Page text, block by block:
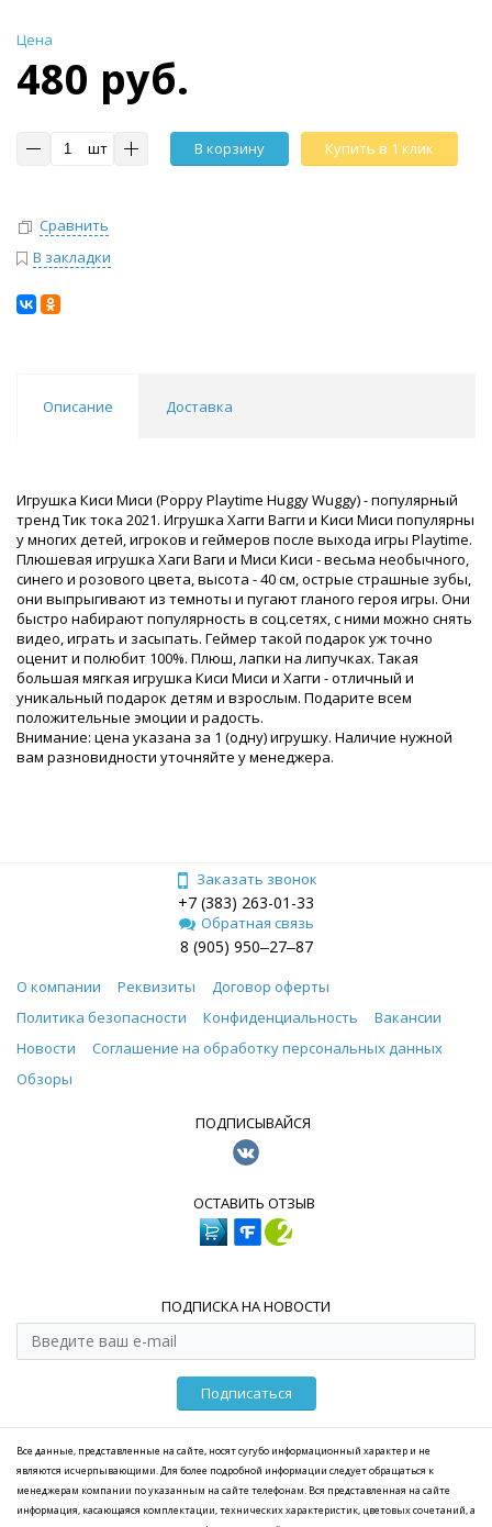
Цена
480 руб.
шт В корзину Купить в 1 клик
Сравнить
В закладки
Описание Доставка
Игрушка Киси Миси (Poppy Playtime Huggy Wuggy) - популярный
тренд Тик тока 2021. Игрушка Хагги Вагги и Киси Миси популярны
у многих детей, игроков и геймеров после выхода игры Playtime.
Плюшевая игрушка Хаги Ваги и Миси Киси - весьма необычного,
синего и розового цвета, высота - 40 см, острые страшные зубы,
они выпрыгивают из темноты и пугают гланого героя игры. Они
быстро набирают популярность в соц.сетях, с ними можно снять
видео, играть и засыпать. Геймер такой подарок уж точно
оценит и полюбит 100%. Плюш, лапки на липучках. Такая
большая мягкая игрушка Киси Миси и Хагги - отличный и
уникальный подарок детям и взрослым. Подарите всем
положительные эмоции и радость.
Внимание: цена указана за 1 (одну) игрушку. Наличие нужной
вам разновидности уточняйте у менеджера.
Заказать звонок
+7 (383) 263-01-33
Обратная связь
8 (905) 950‒27‒87
О компании Реквизиты
Договор оферты
Политика безопасности
Конфиденциальность
Вакансии
Новости
Соглашение на обработку персональных данных
Обзоры
ПОДПИСЫВАЙСЯ
ОСТАВИТЬ ОТЗЫВ
ПОДПИСКА НА НОВОСТИ
Подписаться
Все данные, представленные на сайте, носят сугубо информационный характер и не
являются исчерпывающими. Для более подробной информации следует обращаться к
менеджерам компании по указанным на сайте телефонам. Вся представленная на сайте
информация, касающаяся комплектации, технических характеристик, цветовых сочетаний, а